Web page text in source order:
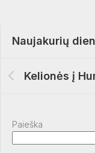
Paieška